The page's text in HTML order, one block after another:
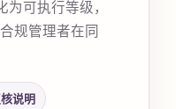
可执行等级，
规管理者在同
说明